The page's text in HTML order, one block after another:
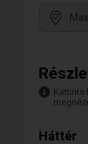
Kattints
Háttér